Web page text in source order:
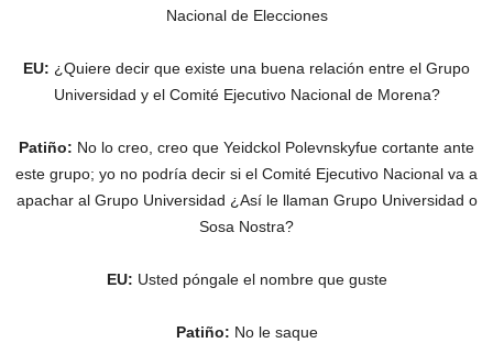
Nacional de Elecciones
EU: ¿Quiere decir que existe una buena relación entre el Grupo
Universidad y el Comité Ejecutivo Nacional de Morena?
Patiño: No lo creo, creo que Yeidckol Polevnskyfue cortante ante
este grupo; yo no podría decir si el Comité Ejecutivo Nacional va a
apachar al Grupo Universidad ¿Así le llaman Grupo Universidad o
Sosa Nostra?
EU: Usted póngale el nombre que guste
Patiño: No le saque